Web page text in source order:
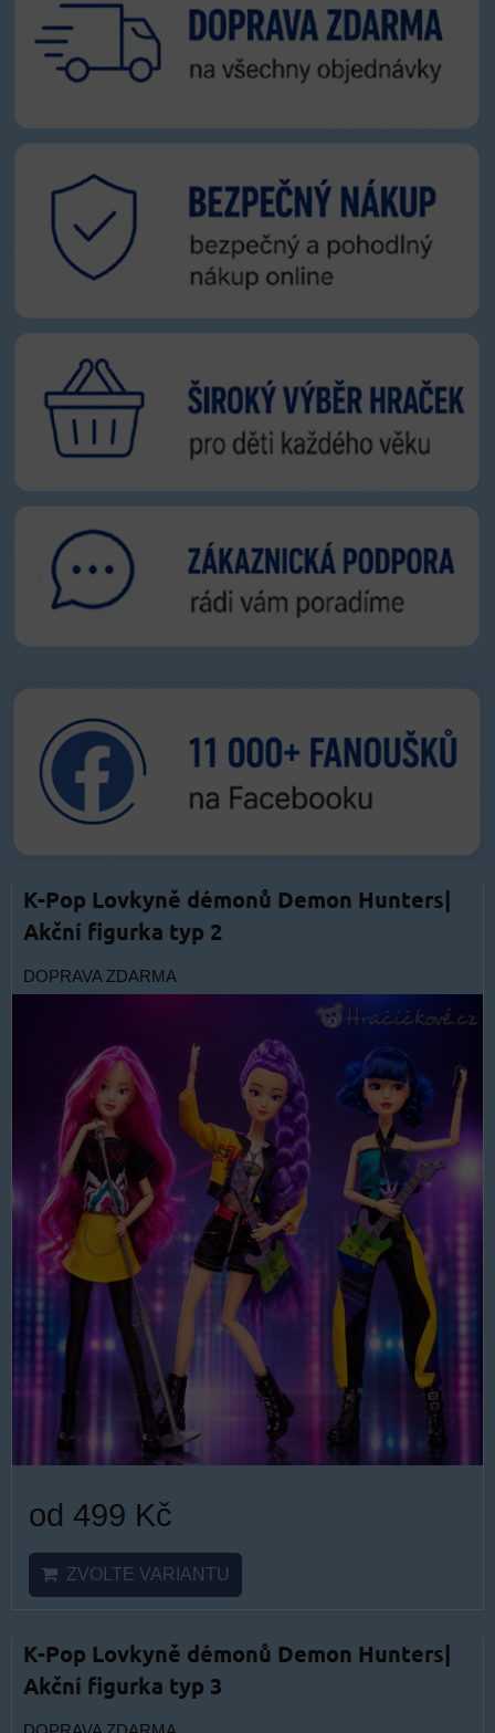
K-Pop Lovkyně démonů Demon Hunters|
Akční figurka typ 2
DOPRAVA ZDARMA
od 499 Kč
ZVOLTE VARIANTU
K-Pop Lovkyně démonů Demon Hunters|
Akční figurka typ 3